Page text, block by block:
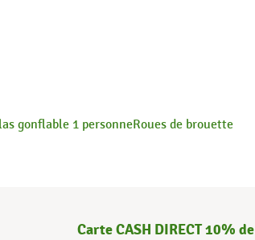
gonflable 1 personneRoues de brouette
Carte CASH DIRECT 10% de